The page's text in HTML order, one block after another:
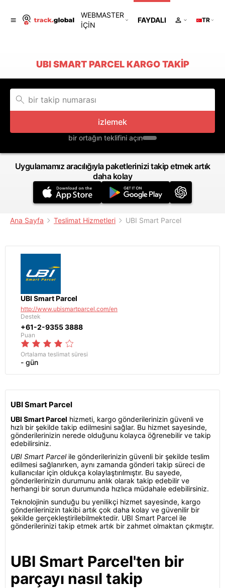
WEBMASTER
IÇIN
FAYDALI TR
UBI SMART PARCEL KARGO TAKIP
izlemek
bir ortağın teklifini açın
Uygulamamız aracılığıyla paketlerinizi takip etmek artık
daha kolay
Ana Sayfa Teslimat Hizmetleri UBI Smart Parcel
UBI Smart Parcel
http://www.ubismartparcel.com/en
Destek
+61-2-9355 3888
Puan
Ortalama teslimat süresi
- gün
UBI Smart Parcel
UBI Smart Parcel hizmeti, kargo gönderilerinizin güvenli ve
hızlı bir şekilde takip edilmesini sağlar. Bu hizmet sayesinde,
gönderilerinizin nerede olduğunu kolayca öğrenebilir ve takip
edebilirsiniz.
UBI Smart Parcelile gönderilerinizin güvenli bir şekilde teslim
edilmesi sağlanırken, aynı zamanda gönderi takip süreci de
kullanıcılar için oldukça kolaylaştırılmıştır. Bu sayede,
gönderilerinizin durumunu anlık olarak takip edebilir ve
herhangi bir sorun durumunda hızlıca müdahale edebilirsiniz.
Teknolojinin sunduğu bu yenilikçi hizmet sayesinde, kargo
gönderilerinizin takibi artık çok daha kolay ve güvenilir bir
şekilde gerçekleştirilebilmektedir. UBI Smart Parcel ile
gönderilerinizi takip etmek artık bir zahmet olmaktan çıkmıştır.
UBI Smart Parcel'ten bir
parçayı nasıl takip